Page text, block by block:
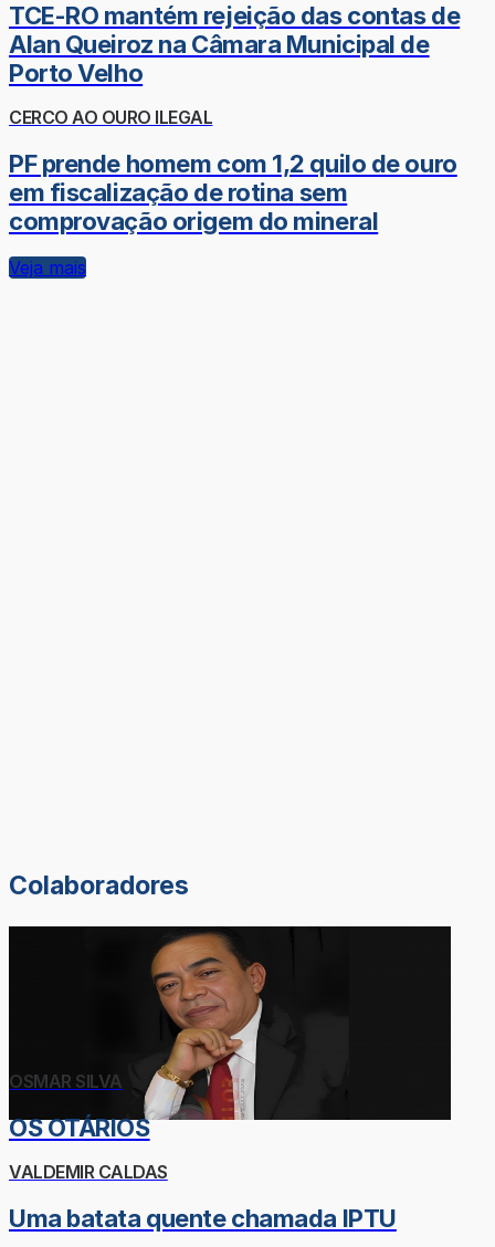
TCE-RO mantém rejeição das contas de
Alan Queiroz na Câmara Municipal de
Porto Velho
CERCO AO OURO ILEGAL
PF prende homem com 1,2 quilo de ouro
em fiscalização de rotina sem
comprovação origem do mineral
Veja mais
Colaboradores
OSMAR SILVA
OS OTÁRIOS
VALDEMIR CALDAS
Uma batata quente chamada IPTU